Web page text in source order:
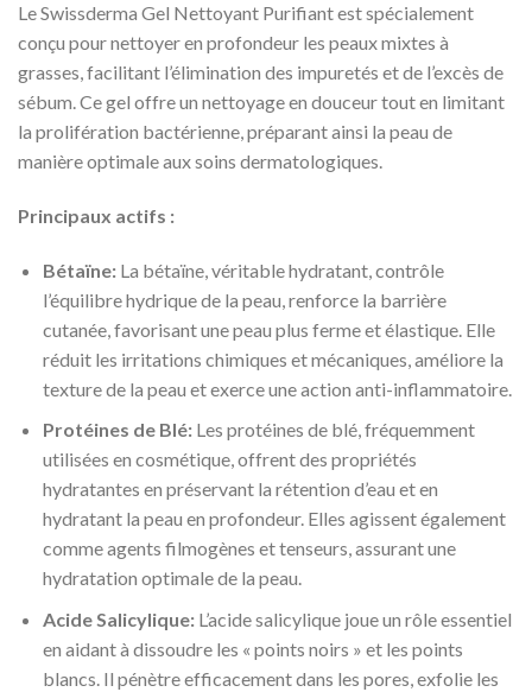
Le Swissderma Gel Nettoyant Purifiant est spécialement
conçu pour nettoyer en profondeur les peaux mixtes à
grasses, facilitant l’élimination des impuretés et de l’excès de
sébum. Ce gel offre un nettoyage en douceur tout en limitant
la prolifération bactérienne, préparant ainsi la peau de
manière optimale aux soins dermatologiques.
Principaux actifs :
Bétaïne:La bétaïne, véritable hydratant, contrôle
l’équilibre hydrique de la peau, renforce la barrière
cutanée, favorisant une peau plus ferme et élastique. Elle
réduit les irritations chimiques et mécaniques, améliore la
texture de la peau et exerce une action anti-inflammatoire.
Protéines de Blé:Les protéines de blé, fréquemment
utilisées en cosmétique, offrent des propriétés
hydratantes en préservant la rétention d’eau et en
hydratant la peau en profondeur. Elles agissent également
comme agents filmogènes et tenseurs, assurant une
hydratation optimale de la peau.
Acide Salicylique:L’acide salicylique joue un rôle essentiel
en aidant à dissoudre les « points noirs » et les points
blancs. Il pénètre efficacement dans les pores, exfolie les